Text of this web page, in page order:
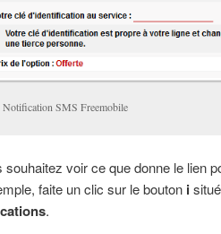
Notification SMS Freemobile
souhaitez voir ce que donne le lien
faite un clic sur le bouton i
.